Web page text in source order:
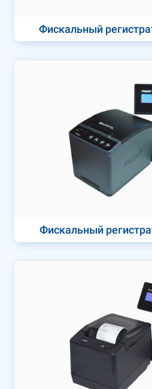
Фискальный
Фискальный